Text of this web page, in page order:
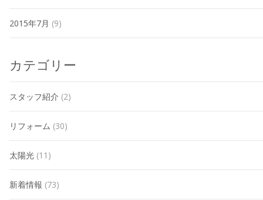
2015年7月 (9)
カテゴリー
スタッフ紹介 (2)
リフォーム (30)
太陽光 (11)
新着情報 (73)